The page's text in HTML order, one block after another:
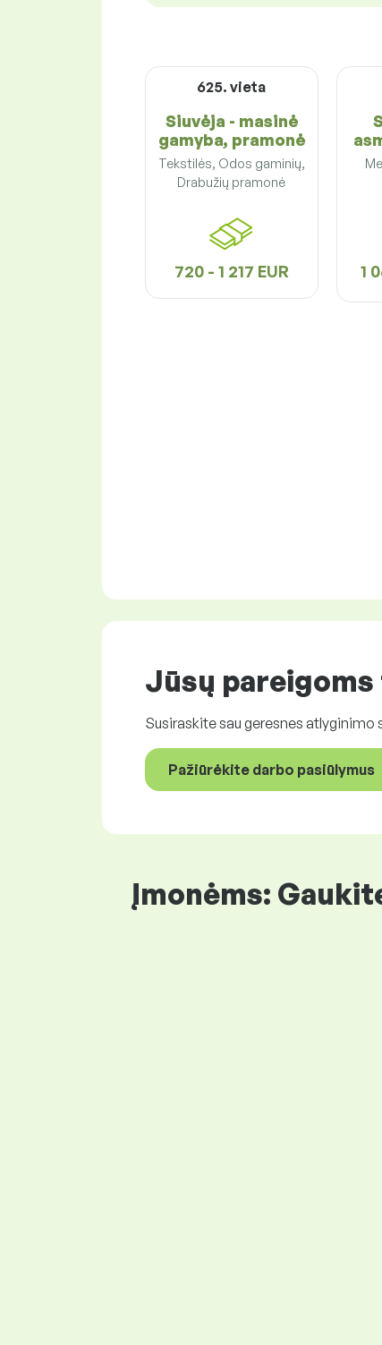
625. vieta
Siuvėja - masinė
gamyba, pramonė
Tekstilės, Odos gaminių,
Drabužių pramonė
720 - 1 217 EUR 1
Jūsų
Susiraskite sau geresnes atlyginimo
Pažiūrėkite darbo pasiūlymus
Įmonėms: